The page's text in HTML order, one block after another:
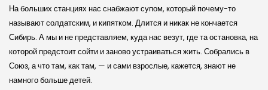
На больших станциях нас снабжают супом, который почему-то
называют солдатским, и кипятком. Длится и никак не кончается
Сибирь. А мы и не представляем, куда нас везут, где та остановка, на
которой предстоит сойти и заново устраиваться жить. Собрались в
Союз, а что там, как там, — и сами взрослые, кажется, знают не
намного больше детей.